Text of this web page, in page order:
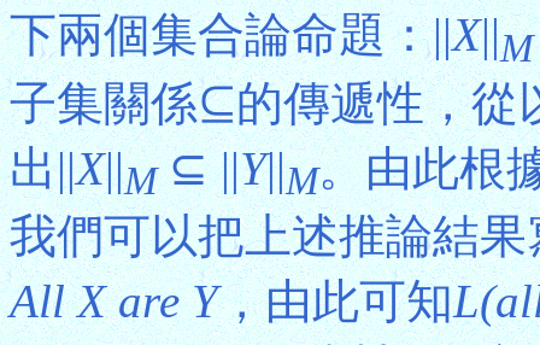
下兩個集合論命題：||X||M
子集關係⊆的傳遞性，從
出||X||M⊆ ||Y||M。由此根
我們可以把上述推論結
All X are Y，由此可知